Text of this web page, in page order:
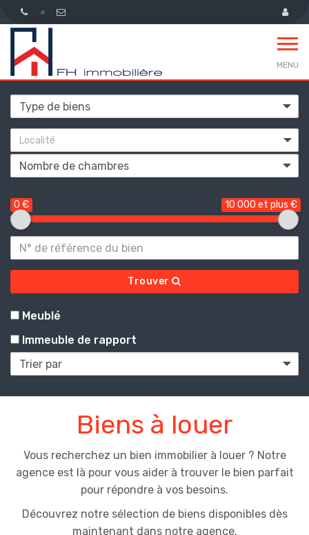
MENU
Localité
0 € 10 000 et plus €
Trouver
Meublé
Immeuble de rapport
Maisons
et
appartements
Biens à louer
Vous recherchez un bien immobilier à louer ? Notre
agence est là pour vous aider à trouver le bien parfait
pour répondre à vos besoins.
Découvrez notre sélection de biens disponibles dès
maintenant dans notre agence.